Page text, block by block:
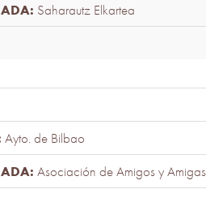
Saharautz Elkartea
Ayto. de Bilbao
Asociación de Amigos y